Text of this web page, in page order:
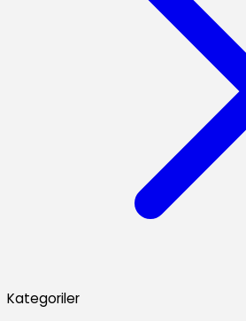
Kategoriler